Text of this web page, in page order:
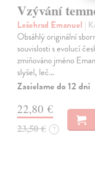
Vzývání
Lešehrad Emanuel |
Obsáhlý originální
souvislosti s evolucí
zmiňováno jméno
slyšel, leč…
Zasielame do 12 dní
22,80 €
23,50 € ?